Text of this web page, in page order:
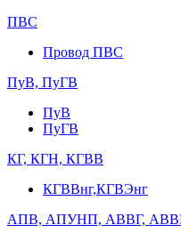
ПВС
Провод ПВС
ПуВ, ПуГВ
ПуВ
ПуГВ
КГ, КГН, КГВВ
КГВВнг,КГВЭнг
АПВ, АПУНП, АВВГ,